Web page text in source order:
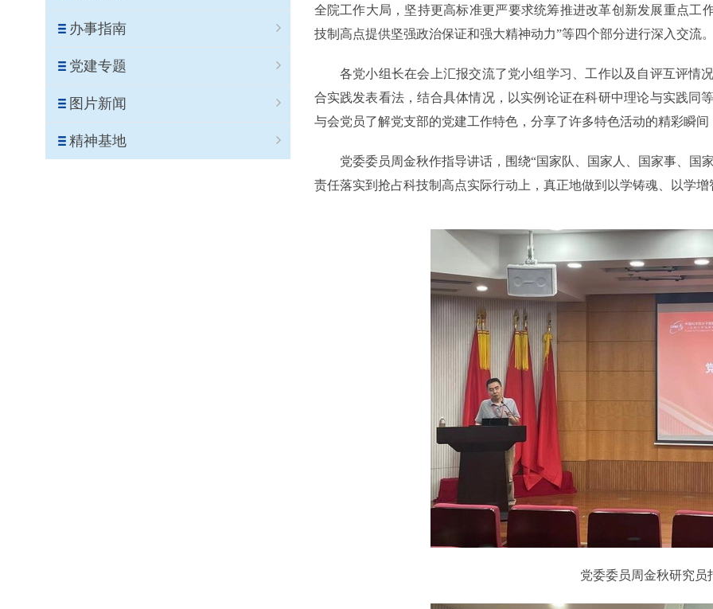
办事指南
党建专题
图片新闻
精神基地
全院工作大局，坚持更高标准更严要求统筹推进改革创新发展重点工
技制高点提供坚强政治保证和强大精神动力”等四个部分进行深入交流
各党小组长在会上汇报交流了党小组学习、工作以及自评互评情
合实践发表看法，结合具体情况，以实例论证在科研中理论与实践同
与会党员了解党支部的党建工作特色，分享了许多特色活动的精彩瞬
党委委员周金秋作指导讲话，围绕“国家队、国家人、国家事、国
责任落实到抢占科技制高点实际行动上，真正地做到以学铸魂、以学
党委委员周金秋研究员